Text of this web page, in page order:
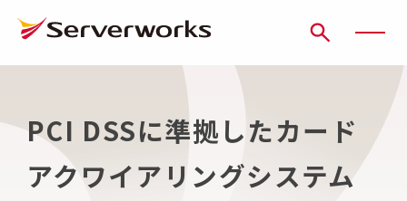
PCI DSSに準拠したカード
アクワイアリングシステム